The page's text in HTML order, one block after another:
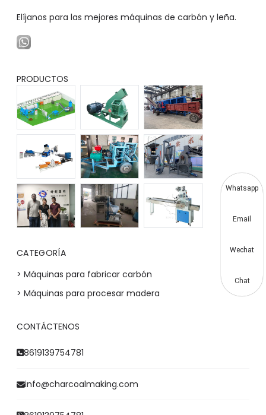
Elíjanos para las mejores máquinas de carbón y leña.
PRODUCTOS
CATEGORÍA
> Máquinas para fabricar carbón
> Máquinas para procesar madera
CONTÁCTENOS
8619139754781
info@charcoalmaking.com
Whatsapp
Email
Wechat
Chat